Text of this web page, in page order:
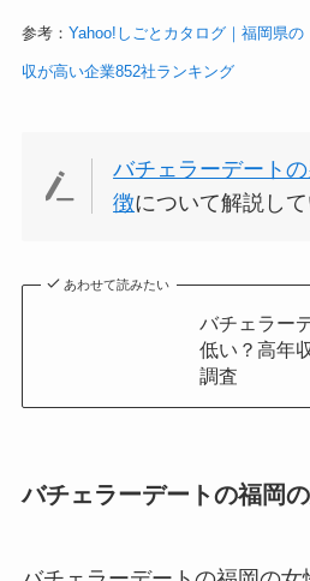
参考： Yahoo!しごとカタログ｜福岡県
収が高い企業852社ランキング
バチェラーデート
徴について解説し
あわせて読みたい
バチェラー
低い？高年
調査
バチェラーデートの福岡